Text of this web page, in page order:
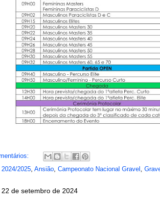
2024/2025, Ansião, Campeonato Nacional Gravel ,
de setembro de 2024